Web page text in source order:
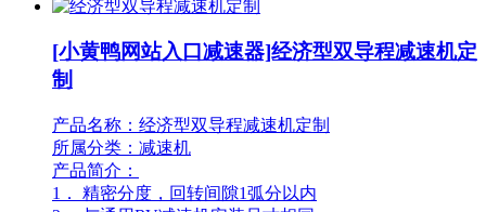
[小黄鸭网站入口减速器]经济型双导程减速机定
制
产品名称：经济型双导程减速机定制
所属分类：减速机
产品简介：
1． 精密分度，回转间隙1弧分以内